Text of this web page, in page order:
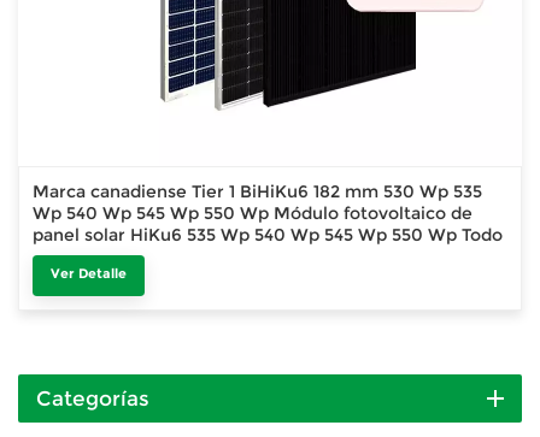
Marca canadiense Tier 1 BiHiKu6 182 mm 530 Wp 535
Wp 540 Wp 545 Wp 550 Wp Módulo fotovoltaico de
panel solar HiKu6 535 Wp 540 Wp 545 Wp 550 Wp Todo
negro 380 Wp 385 Wp 390 Wp 400 Wp
Ver Detalle
Categorías